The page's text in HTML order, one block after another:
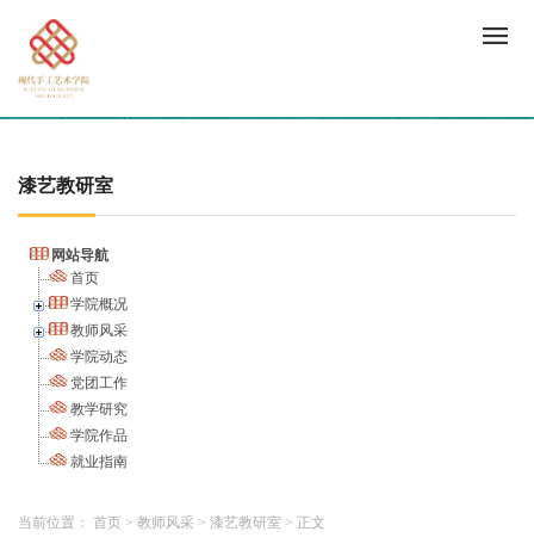
漆艺教研室
网站导航
首页
学院概况
教师风采
学院动态
党团工作
教学研究
学院作品
就业指南
当前位置： 首页 > 教师风采 > 漆艺教研室 > 正文